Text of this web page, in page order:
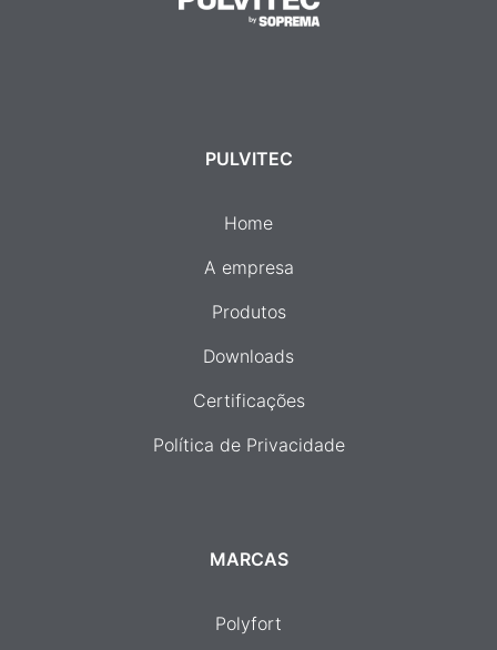
PULVITEC
Home
A empresa
Produtos
Downloads
Certificações
Política de Privacidade
MARCAS
Polyfort